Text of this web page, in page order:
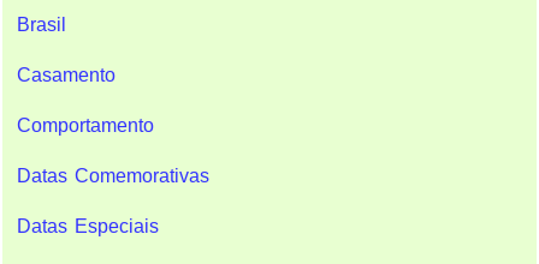
Brasil
Casamento
Comportamento
Datas Comemorativas
Datas Especiais